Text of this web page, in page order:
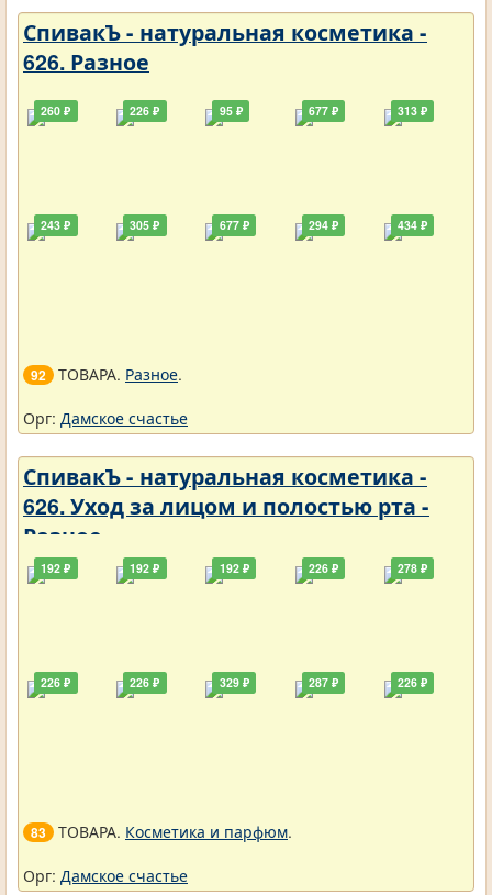
СпивакЪ - натуральная косметика -
626. Разное
260 ₽
243 ₽
226 ₽
305 ₽
95 ₽
677 ₽
677 ₽
294 ₽
313 ₽
434 ₽
92 ТОВАРА. Разное.
Орг: Дамское счастье
СпивакЪ - натуральная косметика -
626. Уход за лицом и полостью рта -
Разное
192 ₽
226 ₽
192 ₽
226 ₽
192 ₽
329 ₽
226 ₽
287 ₽
278 ₽
226 ₽
83 ТОВАРА. Косметика и парфюм.
Орг: Дамское счастье